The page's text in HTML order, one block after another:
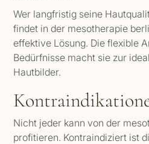
Wer langfristig seine
findet in der mesotherapie
effektive Lösung. Die flexible
Bedürfnisse macht sie zur
Hautbilder.
Nicht jeder kann von der
profitieren. Kontraindiziert ist